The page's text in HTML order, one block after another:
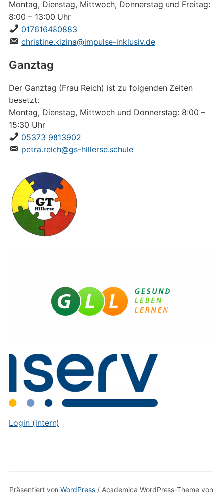
Montag, Dienstag, Mittwoch, Donnerstag und Freitag:
8:00 – 13:00 Uhr
017616480883
christine.kizina@impulse-inklusiv.de
Ganztag
Der Ganztag (Frau Reich) ist zu folgenden Zeiten
besetzt:
Montag, Dienstag, Mittwoch und Donnerstag: 8:00 –
15:30 Uhr
05373 9813902
petra.reich@gs-hillerse.schule
Login (intern)
Präsentiert von WordPress/ Academica WordPress-Theme von